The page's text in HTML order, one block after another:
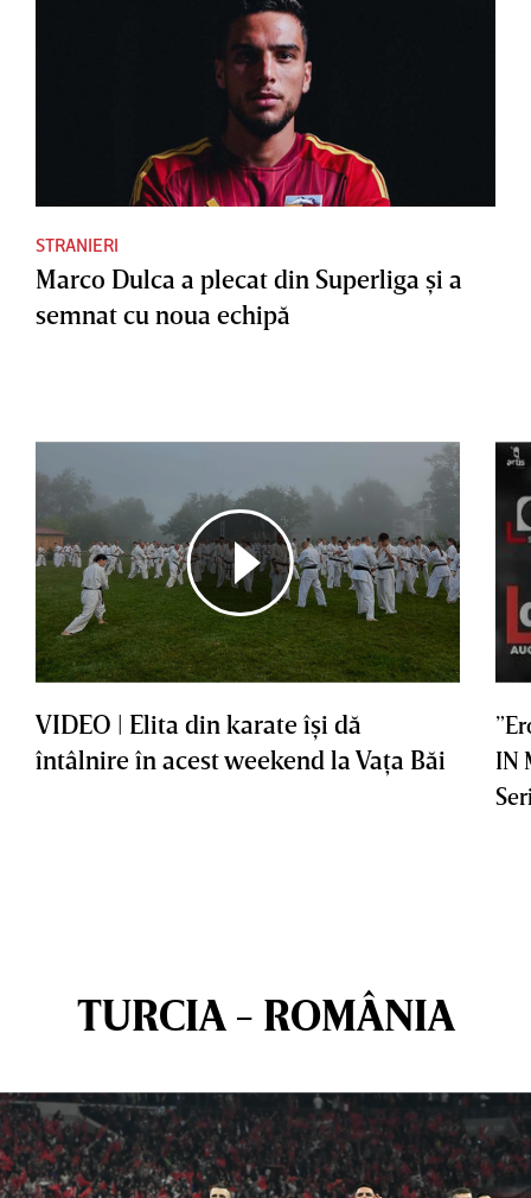
STRANIERI
Marco Dulca a plecat din Superliga şi a
semnat cu noua echipă
VIDEO | Elita din karate îşi dă
întâlnire în acest weekend la Vaţa Băi
IN
TURCIA - ROMÂNIA